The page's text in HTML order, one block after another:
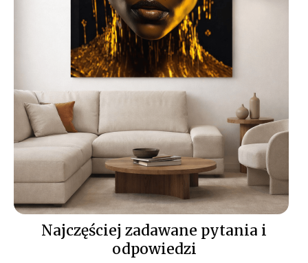
obrazy na szkle do salonu
będą interesującym
akcentem na jednej ze
ścian, a obrazy szklane do
kuchni doskonale
komponują się nad blatem
lub w pobliżu stołu,
wprowadzając do wnętrza
elegancję i styl.
Łatwy i niezawodny
montażobrazów
szklanych
Z tyłu szklanego obrazu
fabrycznie przymocowane
Najczęściej zadawane pytania i
odpowiedzi